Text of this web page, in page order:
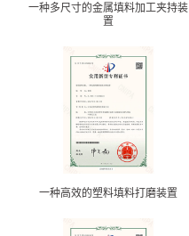
一种多尺寸的金属填料加工夹持装
置
一种高效的塑料填料打磨装置